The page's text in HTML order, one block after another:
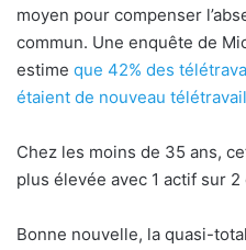
moyen pour compenser
commun. Une enquête de
estime que 42% des
étaient de nouveau
Chez les moins de 35 ans,
plus élevée avec 1 actif sur
Bonne nouvelle, la quasi-